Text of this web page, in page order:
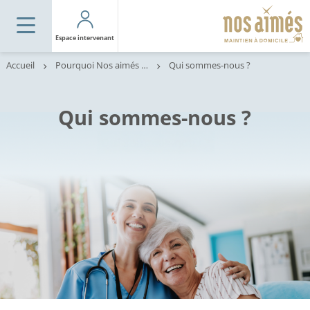
Espace intervenant
Accueil Pourquoi Nos aimés est fait pour vous ? Qui sommes-nous ?
Qui sommes-nous ?